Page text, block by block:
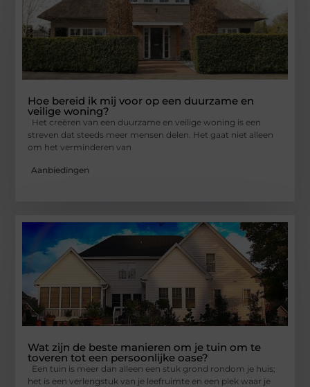
Hoe bereid ik mij voor op een duurzame en
veilige woning?
Het creëren van een duurzame en veilige woning is een
streven dat steeds meer mensen delen. Het gaat niet alleen
om het verminderen van
Aanbiedingen
Wat zijn de beste manieren om je tuin om te
toveren tot een persoonlijke oase?
Een tuin is meer dan alleen een stuk grond rondom je huis;
het is een verlengstuk van je leefruimte en een plek waar je